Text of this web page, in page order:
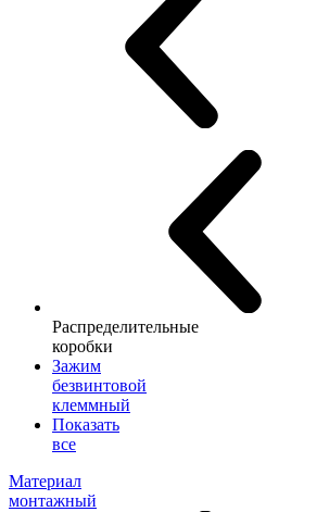
Распределительные
коробки
Зажим
безвинтовой
клеммный
Показать
все
Материал
монтажный